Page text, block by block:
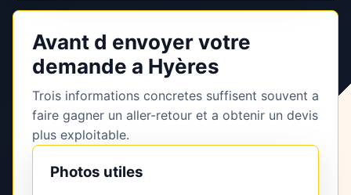
Avant d envoyer votre
demande a Hyères
Trois informations concretes suffisent souvent a
faire gagner un aller-retour et a obtenir un devis
plus exploitable.
Photos utiles